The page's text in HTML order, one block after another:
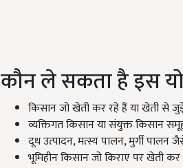
कौन ले सकता है इस
किसान जो खेती कर रहे हैं या खेती से
व्यक्तिगत किसान या संयुक्त किसान
दूध उत्पादन, मत्स्य पालन, मुर्गी
भूमिहीन किसान जो किराए पर खेती कर